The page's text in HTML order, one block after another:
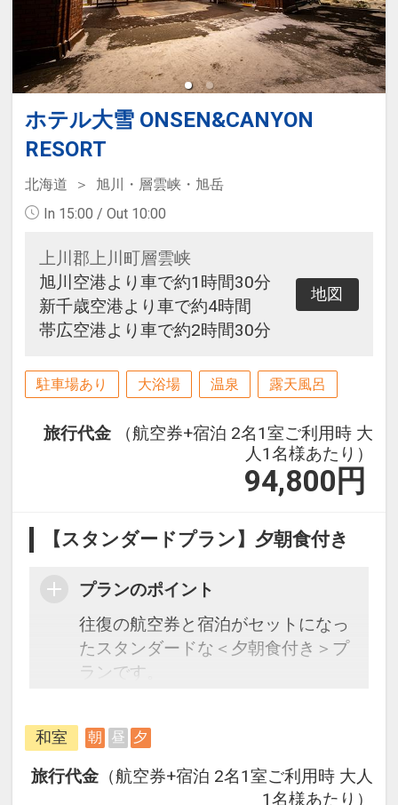
ホテル大雪 ONSEN&CANYON
RESORT
北海道
旭川・層雲峡・旭岳
In 15:00 / Out 10:00
上川郡上川町層雲峡
旭川空港より車で約1時間30分
新千歳空港より車で約4時間
帯広空港より車で約2時間30分
地図
駐車場あり 大浴場 温泉 露天風呂
旅行代金
（航空券+宿泊 2名1室ご利用時 大
人1名様あたり）
94,800 円
【スタンダードプラン】夕朝食付き
プランのポイント
往復の航空券と宿泊がセットになっ
たスタンダードな＜夕朝食付き＞プ
ランです。
ら、一都市滞在はもちろん周遊旅行
にも最適！
旅行期間中の1泊だけの宿泊や延
和室 朝 昼 夕
旅行代金 （航空券+宿泊 2名1室ご利用時 大人
1名様あたり）